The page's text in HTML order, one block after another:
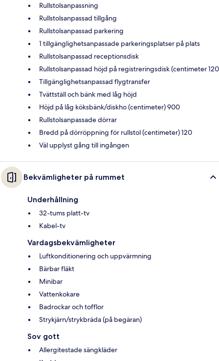
Rullstolsanpassning
Rullstolsanpassad tillgång
Rullstolsanpassad parkering
1 tillgänglighetsanpassade parkeringsplatser på plats
Rullstolsanpassad receptionsdisk
Rullstolsanpassad höjd på registreringsdisk (centimeter 120
Tillgänglighetsanpassad flygtransfer
Tvättställ och bänk med låg höjd
Höjd på låg köksbänk/diskho (centimeter) 900
Rullstolsanpassade dörrar
Bredd på dörröppning för rullstol (centimeter) 120
Väl upplyst gång till ingången
Bekvämligheter på rummet
Underhållning
32-tums platt-tv
Kabel-tv
Vardagsbekvämligheter
Luftkonditionering och uppvärmning
Bärbar fläkt
Minibar
Vattenkokare
Badrockar och tofflor
Strykjärn/strykbräda (på begäran)
Sov gott
Allergitestade sängkläder